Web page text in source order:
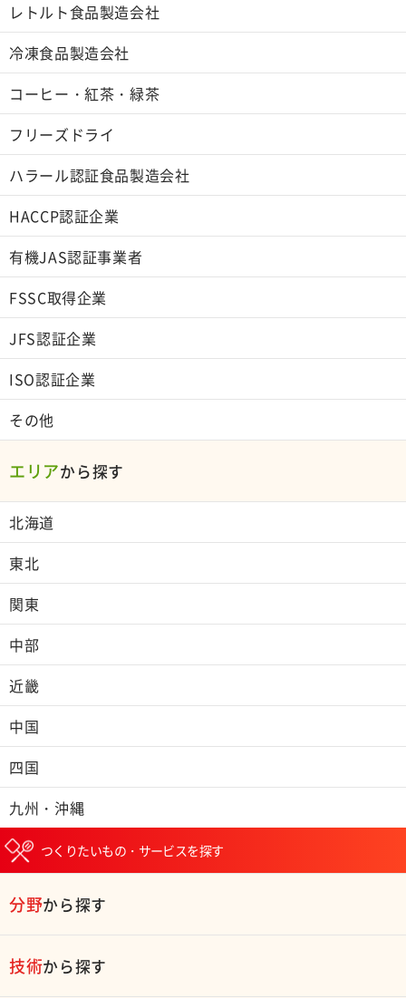
レトルト食品製造会社
冷凍食品製造会社
コーヒー・紅茶・緑茶
フリーズドライ
ハラール認証食品製造会社
HACCP認証企業
有機JAS認証事業者
FSSC取得企業
JFS認証企業
ISO認証企業
その他
エリアから探す
北海道
東北
関東
中部
近畿
中国
四国
九州・沖縄
つくりたいもの・サービスを探す
分野から探す
技術から探す